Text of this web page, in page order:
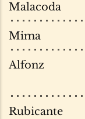
Malacoda
Mima
Alfonz
Rubicante